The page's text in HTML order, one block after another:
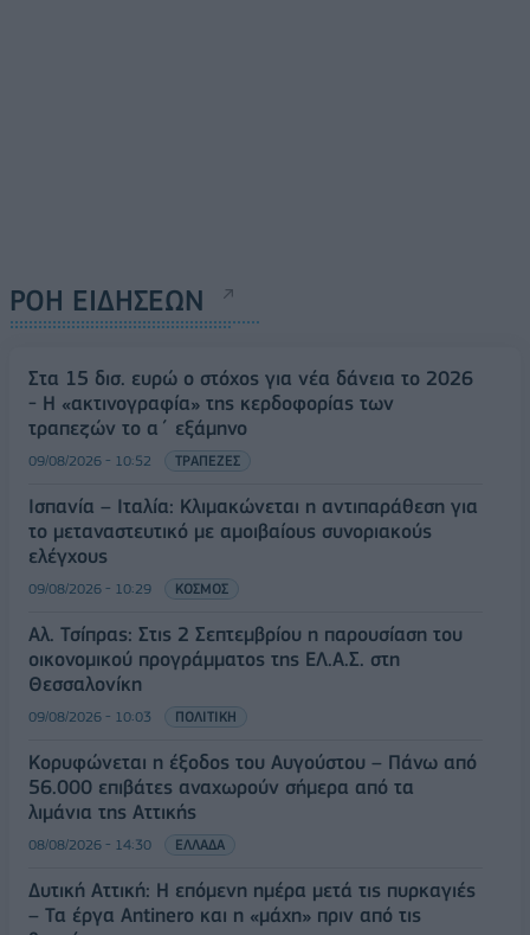
ΡΟΗ ΕΙΔΗΣΕΩΝ
Στα 15 δισ. ευρώ ο στόχος για νέα δάνεια το 2026
- Η «ακτινογραφία» της κερδοφορίας των
τραπεζών το α΄ εξάμηνο
09/08/2026 - 10:52 ΤΡΑΠΕΖΕΣ
Ισπανία – Ιταλία: Κλιμακώνεται η αντιπαράθεση για
το μεταναστευτικό με αμοιβαίους συνοριακούς
ελέγχους
09/08/2026 - 10:29 ΚΟΣΜΟΣ
Αλ. Τσίπρας: Στις 2 Σεπτεμβρίου η παρουσίαση του
οικονομικού προγράμματος της ΕΛ.Α.Σ. στη
Θεσσαλονίκη
09/08/2026 - 10:03 ΠΟΛΙΤΙΚΗ
Κορυφώνεται η έξοδος του Αυγούστου – Πάνω από
56.000 επιβάτες αναχωρούν σήμερα από τα
λιμάνια της Αττικής
08/08/2026 - 14:30 ΕΛΛΑΔΑ
Δυτική Αττική: Η επόμενη ημέρα μετά τις πυρκαγιές
– Τα έργα Antinero και η «μάχη» πριν από τις